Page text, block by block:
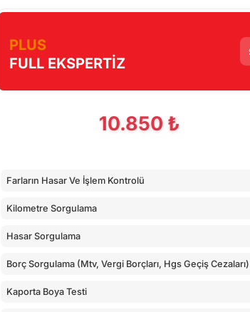
PLUS
FULL EKSPERTİZ
10.850 ₺
Farların Hasar Ve İşlem Kontrolü
Kilometre Sorgulama
Hasar Sorgulama
Borç Sorgulama (Mtv, Vergi Borçları, Hgs Geçiş Cezaları)
Kaporta Boya Testi